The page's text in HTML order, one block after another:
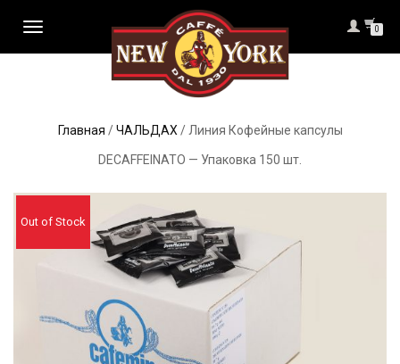
TOGGLE
0
Главная /ЧАЛЬДАХ / Линия Кофейные капсулы
DECAFFEINATO — Упаковка 150 шт.
Out of Stock